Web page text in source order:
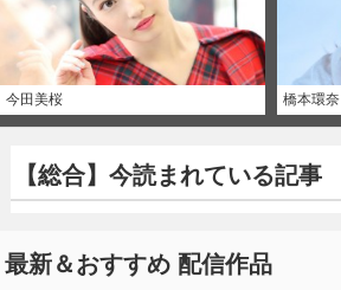
今田美桜 橋本環奈
【総合】今読まれている記事
最新＆おすすめ 配信作品